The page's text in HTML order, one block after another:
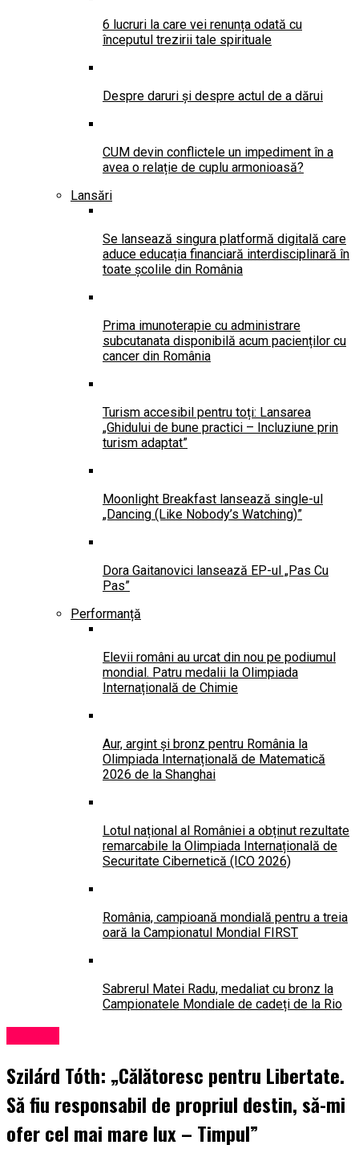
6 lucruri la care vei renunța odată cu
începutul trezirii tale spirituale
Despre daruri și despre actul de a dărui
CUM devin conflictele un impediment în a
avea o relație de cuplu armonioasă?
Lansări
Se lansează singura platformă digitală care
aduce educația financiară interdisciplinară în
toate școlile din România
Prima imunoterapie cu administrare
subcutanata disponibilă acum pacienților cu
cancer din România
Turism accesibil pentru toți: Lansarea
„Ghidului de bune practici – Incluziune prin
turism adaptat”
Moonlight Breakfast lansează single-ul
„Dancing (Like Nobody’s Watching)”
Dora Gaitanovici lansează EP-ul „Pas Cu
Pas”
Performanță
Elevii români au urcat din nou pe podiumul
mondial. Patru medalii la Olimpiada
Internațională de Chimie
Aur, argint și bronz pentru România la
Olimpiada Internațională de Matematică
2026 de la Shanghai
Lotul național al României a obținut rezultate
remarcabile la Olimpiada Internațională de
Securitate Cibernetică (ICO 2026)
România, campioană mondială pentru a treia
oară la Campionatul Mondial FIRST
Sabrerul Matei Radu, medaliat cu bronz la
Campionatele Mondiale de cadeți de la Rio
Szilárd Tóth: „Călătoresc pentru Libertate.
Să fiu responsabil de propriul destin, să-mi
ofer cel mai mare lux – Timpul”